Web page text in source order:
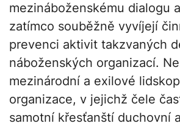
mezináboženskému dialogu
zatímco souběžně vyvíjejí
prevenci aktivit takzvaných
náboženských organizací.
mezinárodní a exilové
organizace, v jejichž čele
samotní křesťanští duchovní